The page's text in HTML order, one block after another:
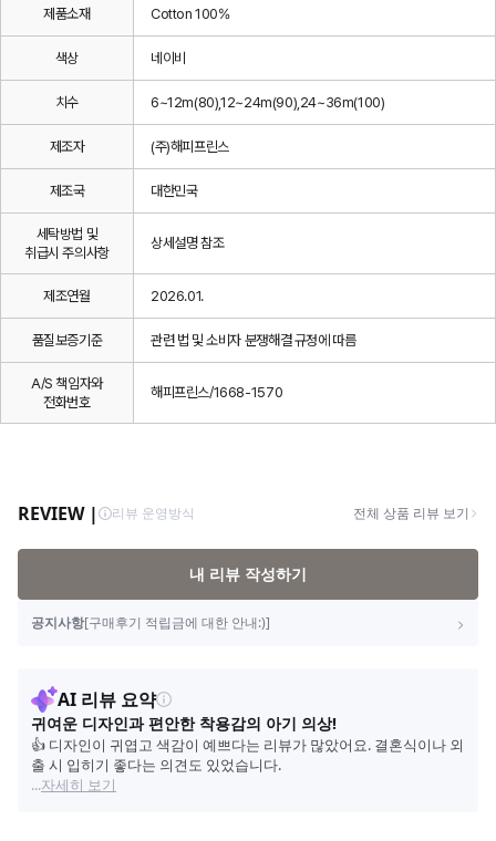
제품소재 Cotton 100%
색상 네이비
치수 6~12m(80),12~24m(90),24~36m(100)
제조자 (주)해피프린스
제조국 대한민국
세탁방법 및
취급시 주의사항
상세설명 참조
제조연월 2026.01.
품질보증기준 관련 법 및 소비자 분쟁해결 규정에 따름
A/S 책임자와
전화번호
해피프린스/1668-1570